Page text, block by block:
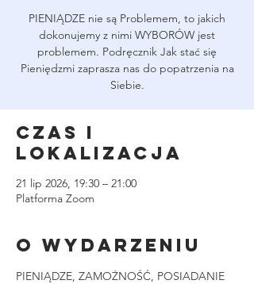
PIENIĄDZE nie są Problemem, to jakich
dokonujemy z nimi WYBORÓW jest
problemem. Podręcznik Jak stać się
Pieniędzmi zaprasza nas do popatrzenia na
Siebie.
Czas i
lokalizacja
21 lip 2026, 19:30 – 21:00
Platforma Zoom
O wydarzeniu
PIENIĄDZE, ZAMOŻNOŚĆ, POSIADANIE